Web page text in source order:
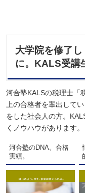
大学院を修了
に。KALS受講
河合塾KALSの税理士「
上の合格者を輩出して
をした社会人の方。
くノウハウがあります。
河合塾のDNA。合格
実績。